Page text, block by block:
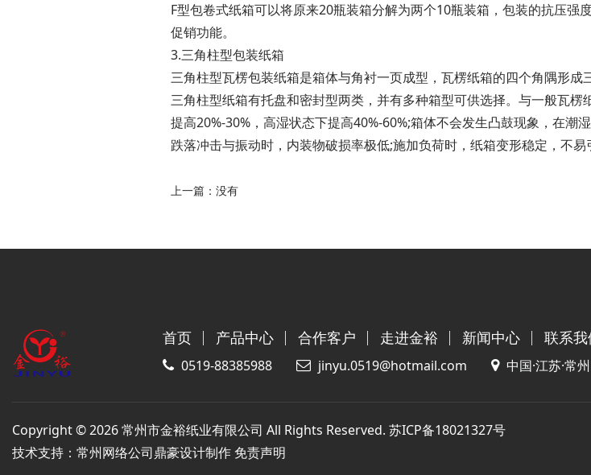
F型包卷式纸箱可以将原来20瓶装箱分解为两个10瓶装箱，包装的抗压强
促销功能。
3.三角柱型包装纸箱
三角柱型瓦楞包装纸箱是箱体与角衬一页成型，瓦楞纸箱的四个角隅形成
三角柱型纸箱有托盘和密封型两类，并有多种箱型可供选择。与一般瓦
提高20%-30%，高湿状态下提高40%-60%;箱体不会发生凸鼓现象，在潮
跌落冲击与振动时，内装物破损率极低;施加负荷时，纸箱变形稳定，不
上一篇：没有
首页 产品中心 合作客户 走进金裕 新闻中心 联系我
0519-88385988 jinyu.0519@hotmail.com 中国·江苏·常
Copyright ©2026 常州市金裕纸业有限公司 All Rights Reserved. 苏ICP备18021327号
技术支持： 常州网络公司鼎豪设计制作 免责声明